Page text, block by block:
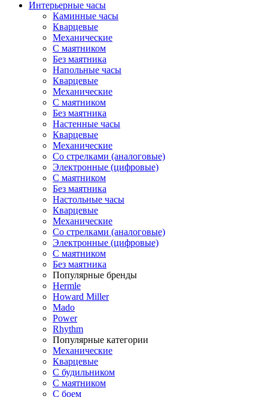
Интерьерные часы
Каминные часы
Кварцевые
Механические
С маятником
Без маятника
Напольные часы
Кварцевые
Механические
С маятником
Без маятника
Настенные часы
Кварцевые
Механические
Со стрелками (аналоговые)
Электронные (цифровые)
С маятником
Без маятника
Настольные часы
Кварцевые
Механические
Со стрелками (аналоговые)
Электронные (цифровые)
С маятником
Без маятника
Популярные бренды
Hermle
Howard Miller
Mado
Power
Rhythm
Популярные категории
Механические
Кварцевые
С будильником
С маятником
С боем